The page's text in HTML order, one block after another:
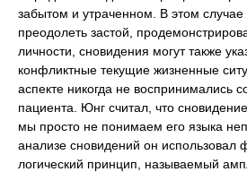
забытом и утраченном. В этом
преодолеть застой,
личности, сновидения могут также
конфликтные текущие жизненные
аспекте никогда не воспринимались
пациента. Юнг считал, что
мы просто не понимаем его языка
анализе сновидений он использовал
логический принцип, называемый